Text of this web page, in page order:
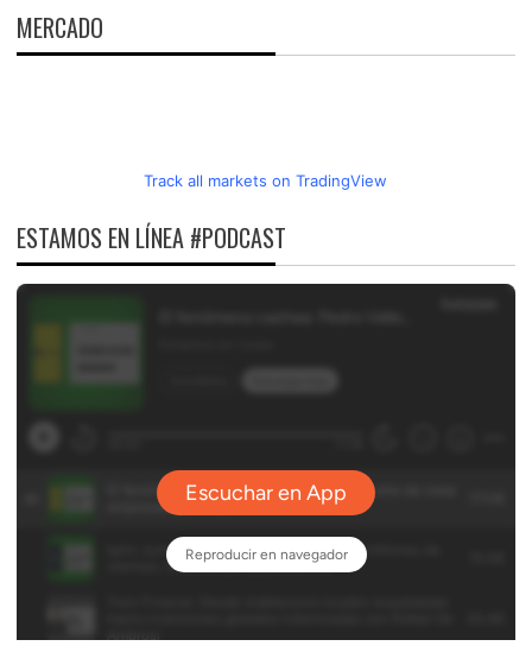
MERCADO
Track all markets on TradingView
ESTAMOS EN LÍNEA #PODCAST